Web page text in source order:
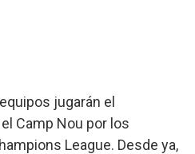
jugarán el
Camp Nou por los
League. Desde ya,